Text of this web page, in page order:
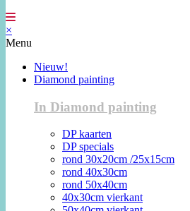
×
Menu
Nieuw!
Diamond painting
In Diamond painting
DP kaarten
DP specials
rond 30x20cm /25x15cm
rond 40x30cm
rond 50x40cm
40x30cm vierkant